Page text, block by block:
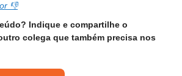
👎
Indique e compartilhe o
colega que também precisa nos